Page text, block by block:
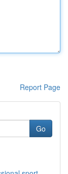
Report Page
Go